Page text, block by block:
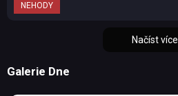
NEHODY
Načíst více
Galerie Dne